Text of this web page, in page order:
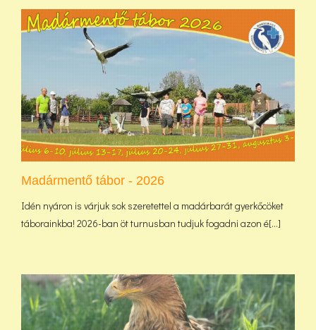
Madármentő tábor - 2026
Idén nyáron is várjuk sok szeretettel a madárbarát gyerkőcöket
táborainkba! 2026-ban öt turnusban tudjuk fogadni azon é[...]